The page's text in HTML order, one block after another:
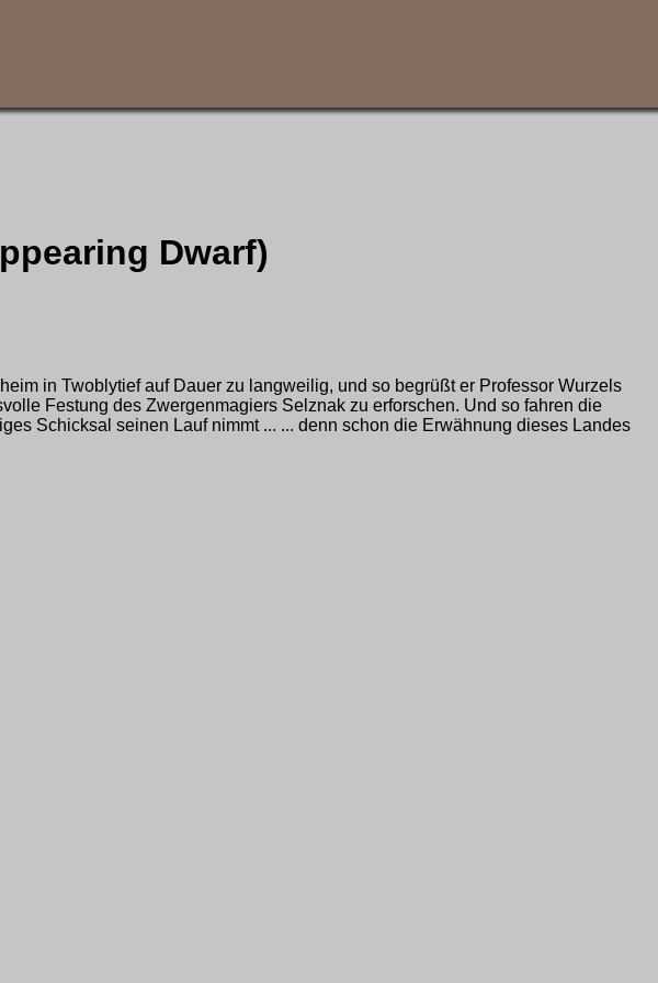
Dwarf)
in Twoblytief auf Dauer zu langweilig, und so begrüßt er Professor Wurzels
Festung des Zwergenmagiers Selznak zu erforschen. Und so fahren die
Schicksal seinen Lauf nimmt ... ... denn schon die Erwähnung dieses Landes